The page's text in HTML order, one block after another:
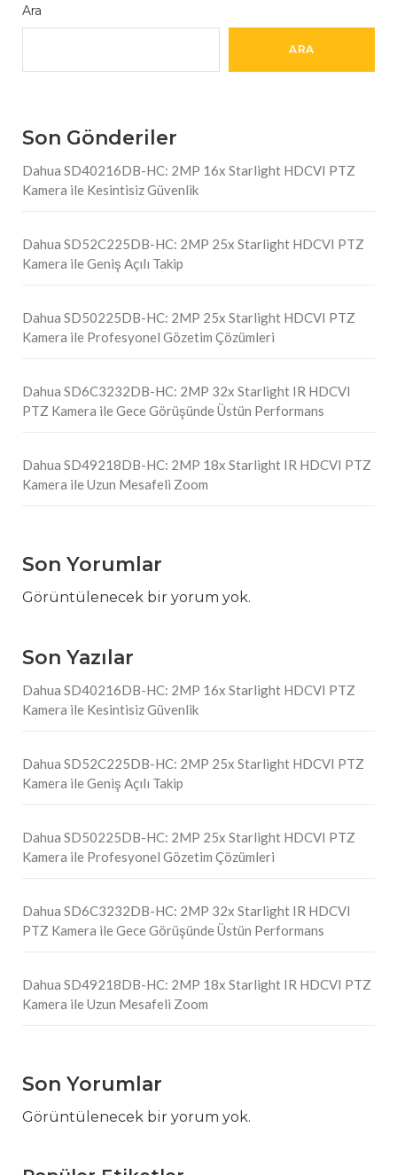
Ara
ARA
Son Gönderiler
Dahua SD40216DB-HC: 2MP 16x Starlight HDCVI PTZ
Kamera ile Kesintisiz Güvenlik
Dahua SD52C225DB-HC: 2MP 25x Starlight HDCVI PTZ
Kamera ile Geniş Açılı Takip
Dahua SD50225DB-HC: 2MP 25x Starlight HDCVI PTZ
Kamera ile Profesyonel Gözetim Çözümleri
Dahua SD6C3232DB-HC: 2MP 32x Starlight IR HDCVI
PTZ Kamera ile Gece Görüşünde Üstün Performans
Dahua SD49218DB-HC: 2MP 18x Starlight IR HDCVI PTZ
Kamera ile Uzun Mesafeli Zoom
Son Yorumlar
Görüntülenecek bir yorum yok.
Son Yazılar
Dahua SD40216DB-HC: 2MP 16x Starlight HDCVI PTZ
Kamera ile Kesintisiz Güvenlik
Dahua SD52C225DB-HC: 2MP 25x Starlight HDCVI PTZ
Kamera ile Geniş Açılı Takip
Dahua SD50225DB-HC: 2MP 25x Starlight HDCVI PTZ
Kamera ile Profesyonel Gözetim Çözümleri
Dahua SD6C3232DB-HC: 2MP 32x Starlight IR HDCVI
PTZ Kamera ile Gece Görüşünde Üstün Performans
Dahua SD49218DB-HC: 2MP 18x Starlight IR HDCVI PTZ
Kamera ile Uzun Mesafeli Zoom
Son Yorumlar
Görüntülenecek bir yorum yok.